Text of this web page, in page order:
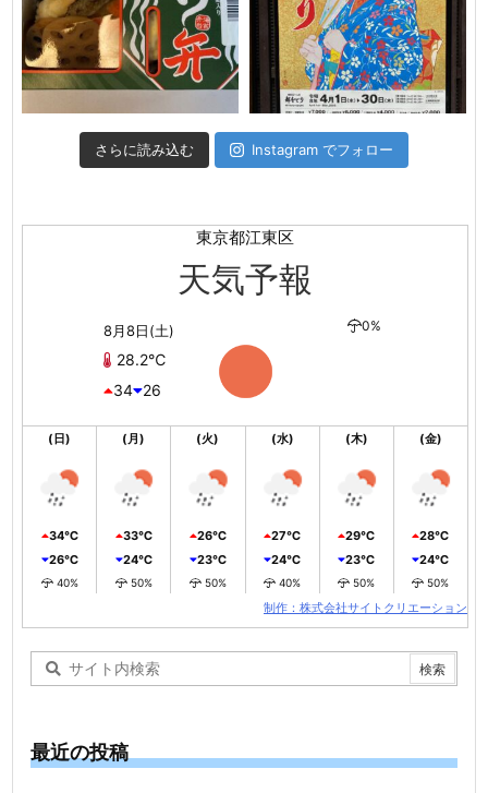
さらに読み込む Instagram でフォロー
東京都江東区
天気予報
8月8日(土)
28.2℃
34 26
0%
(日)
34℃
26℃
40%
(月)
33℃
24℃
50%
(火)
26℃
23℃
50%
(水)
27℃
24℃
40%
(木)
29℃
23℃
50%
(金)
28℃
24℃
50%
制作：株式会社サイトクリエーション
最近の投稿